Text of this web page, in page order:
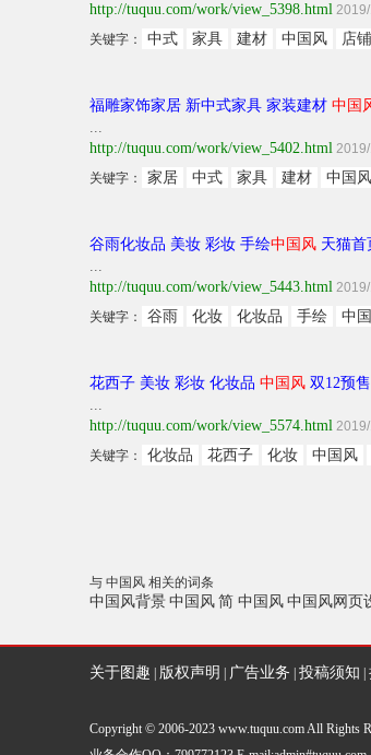
http://tuquu.com/work/view_5398.html
关键字：
中式 家具 建材 中国风 店铺
福雕家饰家居 新中式家具 家装建材 中国
...
http://tuquu.com/work/view_5402.html
关键字：
家居 中式 家具 建材 中国风
谷雨化妆品 美妆 彩妆 手绘中国风 天猫首
...
http://tuquu.com/work/view_5443.html
关键字：
谷雨 化妆 化妆品 手绘 中
花西子 美妆 彩妆 化妆品 中国风 双12预
...
http://tuquu.com/work/view_5574.html
关键字：
化妆品 花西子 化妆 中国风
与 中国风 相关的词条
中国风背景 中国风 简 中国风 中国风网页
关于图趣 版权声明 广告业务 投稿须知
Copyright © 2006-2023 www.tuquu.com All Rights